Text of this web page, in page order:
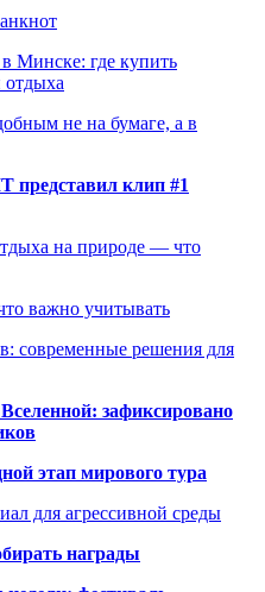
Минске: где купить
не на бумаге, а в
представил клип #1
на природе — что
важно учитывать
современные решения для
зафиксировано
этап мирового тура
для агрессивной среды
награды